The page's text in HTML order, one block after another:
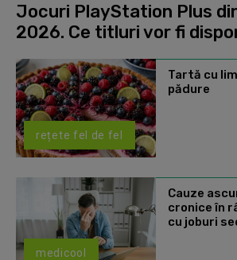
Jocuri PlayStation Plus
2026. Ce titluri vor fi
rețete fel de fel
Tartă cu
pădure
medicool
Cauze
cronice în
cu joburi